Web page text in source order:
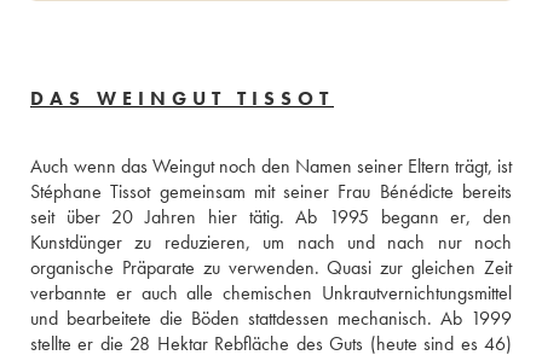
DAS WEINGUT TISSOT
Auch wenn das Weingut noch den Namen seiner Eltern trägt, ist
Stéphane Tissot gemeinsam mit seiner Frau Bénédicte bereits
seit über 20 Jahren hier tätig. Ab 1995 begann er, den
Kunstdünger zu reduzieren, um nach und nach nur noch
organische Präparate zu verwenden. Quasi zur gleichen Zeit
verbannte er auch alle chemischen Unkrautvernichtungsmittel
und bearbeitete die Böden stattdessen mechanisch. Ab 1999
stellte er die 28 Hektar Rebfläche des Guts (heute sind es 46)